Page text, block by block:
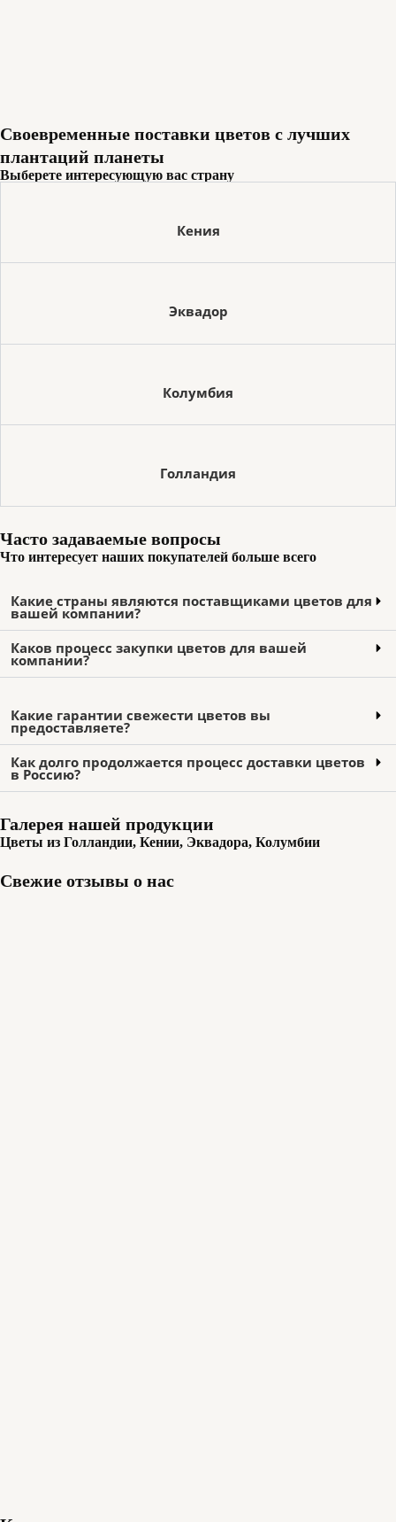
Своевременные поставки цветов с лучших
плантаций планеты
Выберете интересующую вас страну
Кения
Эквадор
Колумбия
Голландия
Часто задаваемые вопросы
Что интересует наших покупателей больше всего
Какие страны являются поставщиками цветов для
вашей компании?
Каков процесс закупки цветов для вашей
компании?
Какие гарантии свежести цветов вы
предоставляете?
Как долго продолжается процесс доставки цветов
в Россию?
Галерея нашей продукции
Цветы из Голландии, Кении, Эквадора, Колумбии
Свежие отзывы о нас